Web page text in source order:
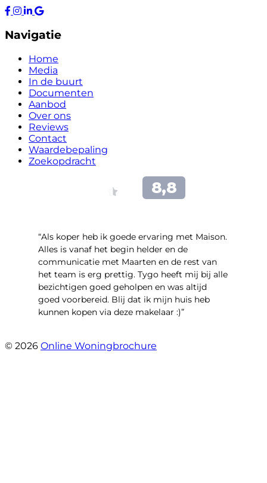
Navigatie
Home
Media
In de buurt
Documenten
Aanbod
Over ons
Reviews
Contact
Waardebepaling
Zoekopdracht
“Als koper heb ik goede ervaring met Maison.
Alles is vanaf het begin helder en de
communicatie met Maarten en de rest van
het team is erg prettig. Tygo heeft mij bij alle
bezichtigen goed geholpen en was altijd
goed voorbereid. Blij dat ik mijn huis heb
kunnen kopen via deze makelaar :)”
© 2026 Online Woningbrochure